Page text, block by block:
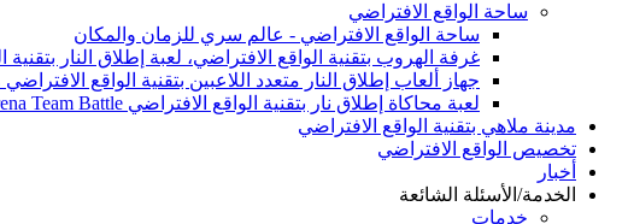
ساحة الواقع الافتراضي
ساحة الواقع الافتراضي - عالم سري للزمان والمكان
غرفة الهروب بتقنية الواقع الافتراضي، لعبة إطلاق النار بتقنية
جهاز ألعاب إطلاق النار متعدد اللاعبين بتقنية الواقع
لعبة محاكاة إطلاق نار بتقنية الواقع الافتراضي MRCS VR Arena Team Battle، لعبة أركيد داخلية بتقنية الواقع الافتراضي
مدينة ملاهي بتقنية الواقع الافتراضي
تخصيص الواقع الافتراضي
أخبار
الخدمة/الأسئلة الشائعة
خدمات